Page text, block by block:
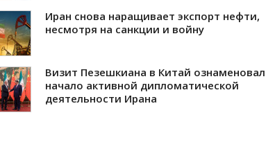
Иран снова наращивает экспорт нефти,
несмотря на санкции и войну
Визит Пезешкиана в Китай ознаменовал
начало активной дипломатической
деятельности Ирана